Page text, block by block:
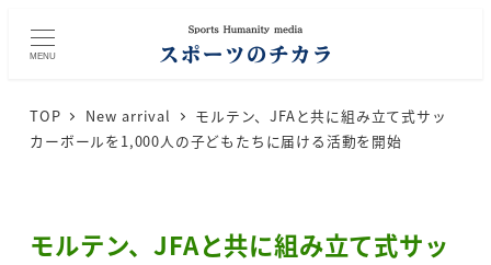
MENU
TOP New arrival
モルテン、JFAと共に組み立て式サッ
カーボールを1,000人の子どもたちに届ける活動を開始
モルテン、JFAと共に組み立て式サッ